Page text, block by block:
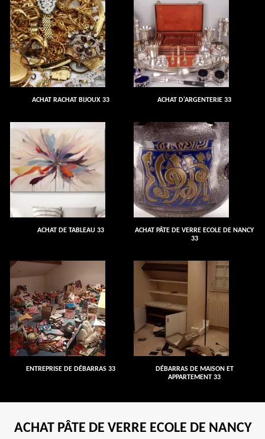
ACHAT RACHAT BIJOUX 33 ACHAT D'ARGENTERIE 33
ACHAT DE TABLEAU 33
ACHAT PÂTE DE VERRE ECOLE DE NANCY
33
ENTREPRISE DE DÉBARRAS 33
DÉBARRAS DE MAISON ET
APPARTEMENT 33
ACHAT PÂTE DE VERRE ECOLE DE NANCY